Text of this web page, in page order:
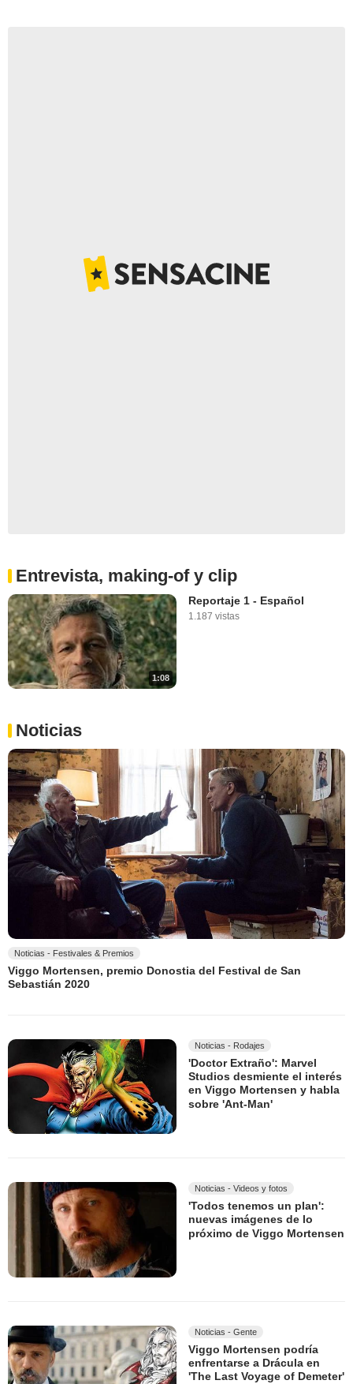
Entrevista, making-of y clip
1:08
Reportaje 1 - Español
1.187 vistas
Noticias
Noticias - Festivales & Premios
Viggo Mortensen, premio Donostia del Festival de San
Sebastián 2020
Noticias - Rodajes
'Doctor Extraño': Marvel
Studios desmiente el interés
en Viggo Mortensen y habla
sobre 'Ant-Man'
Noticias - Videos y fotos
'Todos tenemos un plan':
nuevas imágenes de lo
próximo de Viggo Mortensen
Noticias - Gente
Viggo Mortensen podría
enfrentarse a Drácula en
'The Last Voyage of Demeter'